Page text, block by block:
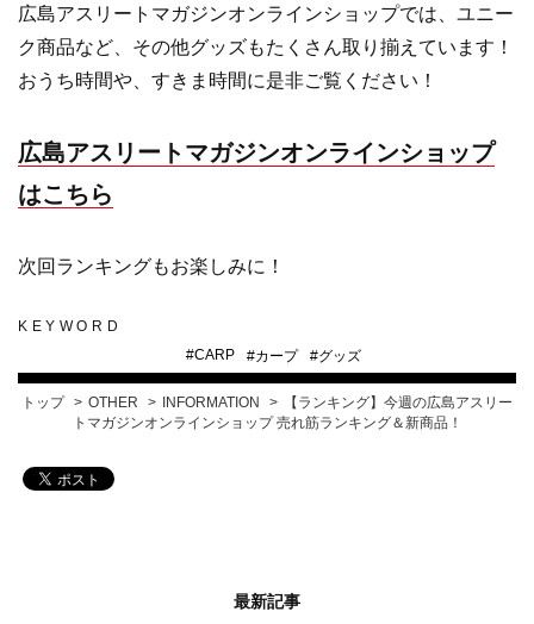
広島アスリートマガジンオンラインショップでは、ユニー
ク商品など、その他グッズもたくさん取り揃えています！
おうち時間や、すきま時間に是非ご覧ください！
広島アスリートマガジンオンラインショップ
はこちら
次回ランキングもお楽しみに！
KEYWORD
#CARP #カープ #グッズ
トップ OTHER INFORMATION
【ランキング】今週の広島アスリー
トマガジンオンラインショップ 売れ筋ランキング＆新商品！
最新記事